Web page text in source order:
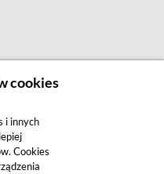
Góra
cookies
i innych
Cookies